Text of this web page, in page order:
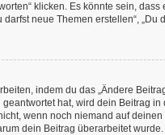
klicken. Es könnte sein,
neue Themen erstellen“, „Du
indem du das „Ändere
hat, wird dein Beitrag
wenn noch niemand auf
dein Beitrag überarbeitet